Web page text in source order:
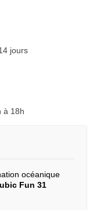
jours
à 18h
océanique
Fun 31